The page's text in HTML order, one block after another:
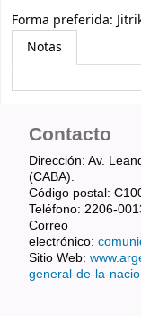
Forma preferida:
Notas
Contacto
Dirección: Av.
(CABA).
Código postal:
Teléfono: 2206-
Correo
electrónico:
Sitio Web:
general-de-la-